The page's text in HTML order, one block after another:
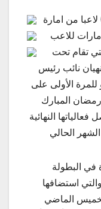
الفجيرة نيوز- (محمد البدري) تأهل 60 لاعبا من امارة
للاعب
تقام تحت
نائب رئيس
الأولى على
المبارك
النهائية
الحالي
البطولة
استضافها
الماضي